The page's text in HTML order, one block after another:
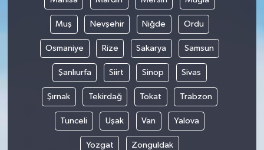
Muş Nevşehir Niğde Ordu
Osmaniye Rize Sakarya Samsun
Şanlıurfa Siirt Sinop Sivas
Şırnak Tekirdağ Tokat Trabzon
Tunceli Uşak Van Yalova
Yozgat Zonguldak